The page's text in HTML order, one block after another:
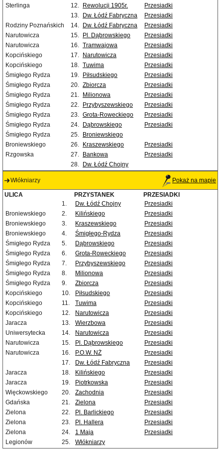
Sterlinga
12. Rewolucji 1905r.
Przesiadki
13.
Dw. Łódź Fabryczna
Przesiadki
Rodziny Poznańskich
14. Dw. Łódź Fabryczna
Przesiadki
Narutowicza
15. Pl. Dąbrowskiego
Przesiadki
Narutowicza
16. Tramwajowa
Przesiadki
Kopcińskiego
17. Narutowicza
Przesiadki
Kopcińskiego
18. Tuwima
Przesiadki
Śmigłego Rydza
19. Piłsudskiego
Przesiadki
Śmigłego Rydza
20. Zbiorcza
Przesiadki
Śmigłego Rydza
21. Milionowa
Przesiadki
Śmigłego Rydza
22. Przybyszewskiego
Przesiadki
Śmigłego Rydza
23. Grota-Roweckiego
Przesiadki
Śmigłego Rydza
24. Dąbrowskiego
Przesiadki
Śmigłego Rydza
25.
Broniewskiego
Broniewskiego
26. Kraszewskiego
Przesiadki
Rzgowska
27. Bankowa
Przesiadki
28.
Dw. Łódź Chojny
Włókniarzy Pokaż na mapie
ULICA PRZYSTANEK
PRZESIADKI
1.
Dw. Łódź Chojny
Przesiadki
Broniewskiego
2. Kilińskiego
Przesiadki
Broniewskiego
3. Kraszewskiego
Przesiadki
Broniewskiego
4. Śmigłego-Rydza
Przesiadki
Śmigłego Rydza
5. Dąbrowskiego
Przesiadki
Śmigłego Rydza
6. Grota-Roweckiego
Przesiadki
Śmigłego Rydza
7. Przybyszewskiego
Przesiadki
Śmigłego Rydza
8. Milionowa
Przesiadki
Śmigłego Rydza
9. Zbiorcza
Przesiadki
Kopcińskiego
10. Piłsudskiego
Przesiadki
Kopcińskiego
11. Tuwima
Przesiadki
Kopcińskiego
12. Narutowicza
Przesiadki
Jaracza
13. Wierzbowa
Przesiadki
Uniwersytecka
14. Narutowicza
Przesiadki
Narutowicza
15. Pl. Dąbrowskiego
Przesiadki
Narutowicza
16. P.O.W. NŻ
Przesiadki
17.
Dw. Łódź Fabryczna
Przesiadki
Jaracza
18. Kilińskiego
Przesiadki
Jaracza
19. Piotrkowska
Przesiadki
Więckowskiego
20. Zachodnia
Przesiadki
Gdańska
21. Zielona
Przesiadki
Zielona
22. Pl. Barlickiego
Przesiadki
Zielona
23. Pl. Hallera
Przesiadki
Zielona
24. 1 Maja
Przesiadki
Legionów
25. Włókniarzy